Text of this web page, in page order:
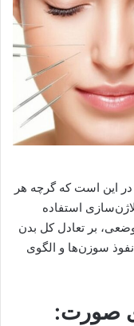
این است که گرچه هر
استفاده
بر تعادل کل بدن
سوزن‌ها و الگوی
صورت: